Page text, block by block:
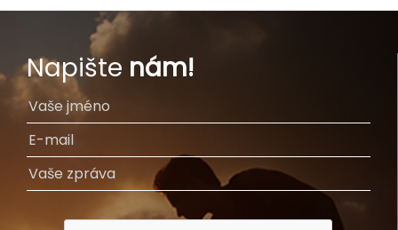
Napište nám!